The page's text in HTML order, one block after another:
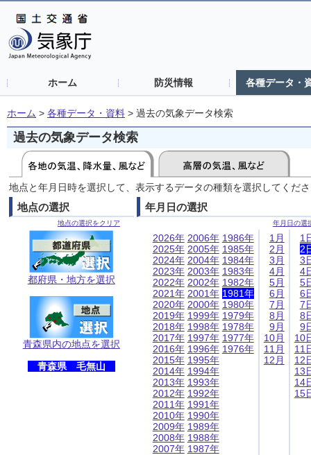
ホーム 防災情報 各種データ・
ホーム > 各種データ・資料 > 過去の気象データ検索
過去の気象データ検索
地点と年月日時を選択して、表示するデータの種類を選択してくだ
地点の選択
地点の選択をクリア
都府県・地方を選択
青森県内の地点を選択
青森県 毛無山
年月日の選択
年月日の選
2026年
2025年
2024年
2023年
2022年
2021年
2020年
2019年
2018年
2017年
2016年
2015年
2014年
2013年
2012年
2011年
2010年
2009年
2008年
2007年
2006年
2005年
2004年
2003年
2002年
2001年
2000年
1999年
1998年
1997年
1996年
1995年
1994年
1993年
1992年
1991年
1990年
1989年
1988年
1987年
1986年
1985年
1984年
1983年
1982年
1981年
1980年
1979年
1978年
1977年
1976年
1月
2月
3月
4月
5月
6月
7月
8月
9月
10月
11月
12月
1
2
3
4
5
6
7
8
9
10
11
12
13
14
15